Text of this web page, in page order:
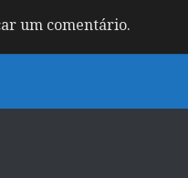
um comentário.